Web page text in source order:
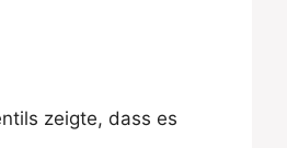
zeigte, dass es